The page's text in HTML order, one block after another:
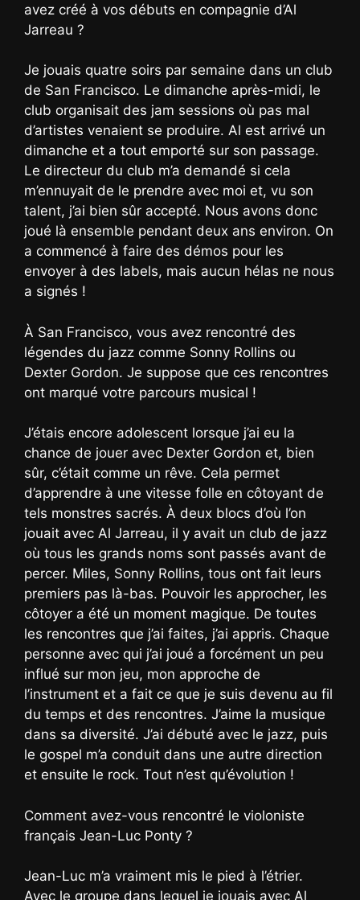
avez créé à vos débuts en compagnie d’Al
Jarreau ?
Je jouais quatre soirs par semaine dans un club
de San Francisco. Le dimanche après-midi, le
club organisait des jam sessions où pas mal
d’artistes venaient se produire. Al est arrivé un
dimanche et a tout emporté sur son passage.
Le directeur du club m’a demandé si cela
m’ennuyait de le prendre avec moi et, vu son
talent, j’ai bien sûr accepté. Nous avons donc
joué là ensemble pendant deux ans environ. On
a commencé à faire des démos pour les
envoyer à des labels, mais aucun hélas ne nous
a signés !
À San Francisco, vous avez rencontré des
légendes du jazz comme Sonny Rollins ou
Dexter Gordon. Je suppose que ces rencontres
ont marqué votre parcours musical !
J’étais encore adolescent lorsque j’ai eu la
chance de jouer avec Dexter Gordon et, bien
sûr, c’était comme un rêve. Cela permet
d’apprendre à une vitesse folle en côtoyant de
tels monstres sacrés. À deux blocs d’où l’on
jouait avec Al Jarreau, il y avait un club de jazz
où tous les grands noms sont passés avant de
percer. Miles, Sonny Rollins, tous ont fait leurs
premiers pas là-bas. Pouvoir les approcher, les
côtoyer a été un moment magique. De toutes
les rencontres que j’ai faites, j’ai appris. Chaque
personne avec qui j’ai joué a forcément un peu
influé sur mon jeu, mon approche de
l’instrument et a fait ce que je suis devenu au fil
du temps et des rencontres. J’aime la musique
dans sa diversité. J’ai débuté avec le jazz, puis
le gospel m’a conduit dans une autre direction
et ensuite le rock. Tout n’est qu’évolution !
Comment avez-vous rencontré le violoniste
français Jean-Luc Ponty ?
Jean-Luc m’a vraiment mis le pied à l’étrier.
Avec le groupe dans lequel je jouais avec Al